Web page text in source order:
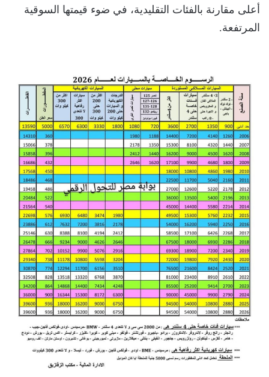
أعلى مقارنة بالفئات التقليدية، في ضوء قيمتها السوقية
المرتفعة.